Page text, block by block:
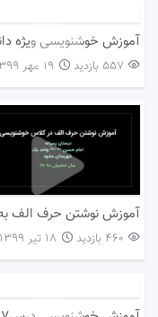
557 بازدید ۱۹ مهر ۱۳۹۹
460 بازدید ۱۸ تیر ۱۳۹۹